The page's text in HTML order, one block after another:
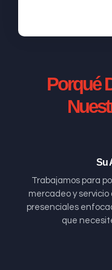
Porqué
Su
Trabajamos para
mercadeo y
presenciales
que